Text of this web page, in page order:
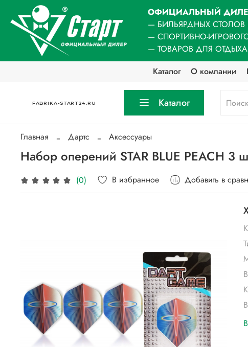
ОФИЦИАЛЬНЫЙ
— БИЛЬЯРДНЫХ СТОЛОВ
— СПОРТИВНО-
— ТОВАРОВ ДЛЯ ОТДЫХА
Каталог
О компании
FABRIKA-START24.RU Каталог
Главная Дартс Аксессуары
Набор оперений STAR BLUE PEACH 3
(0) В избранное Добавить в